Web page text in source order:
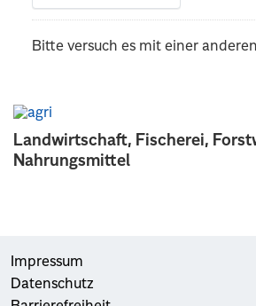
Landwirtschaft, Fischerei,
Nahrungsmittel
Bitte versuch es mit einer
Impressum
Datenschutz